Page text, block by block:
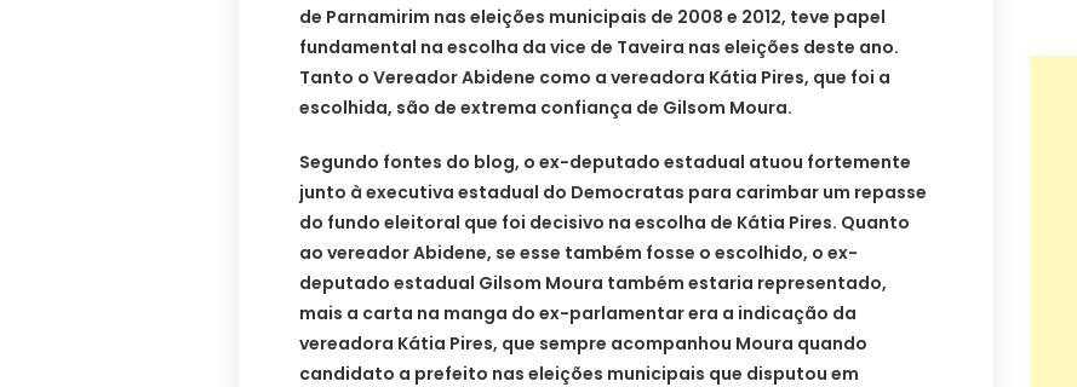
de Parnamirim nas eleições municipais de 2008 e 2012, teve papel
fundamental na escolha da vice de Taveira nas eleições deste ano.
Tanto o Vereador Abidene como a vereadora Kátia Pires, que foi a
escolhida, são de extrema confiança de Gilsom Moura.
Segundo fontes do blog, o ex-deputado estadual atuou fortemente
junto à executiva estadual do Democratas para carimbar um repasse
do fundo eleitoral que foi decisivo na escolha de Kátia Pires. Quanto
ao vereador Abidene, se esse também fosse o escolhido, o ex-
deputado estadual Gilsom Moura também estaria representado,
mais a carta na manga do ex-parlamentar era a indicação da
vereadora Kátia Pires, que sempre acompanhou Moura quando
candidato a prefeito nas eleições municipais que disputou em